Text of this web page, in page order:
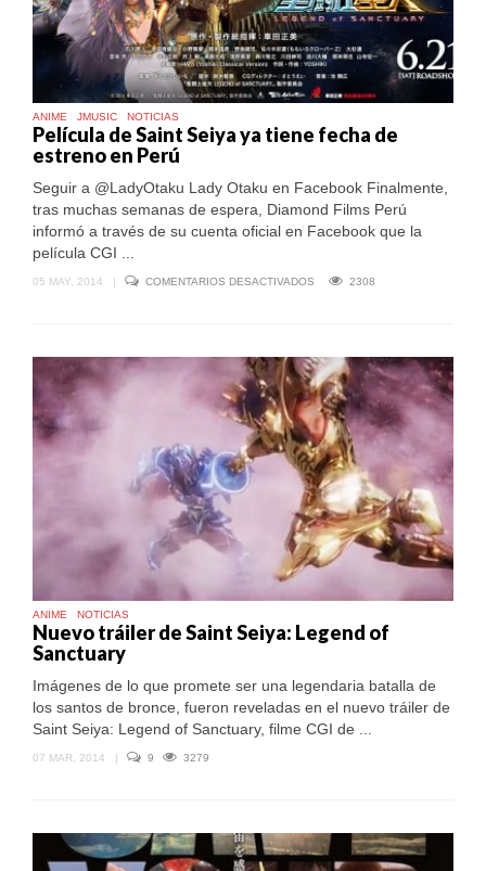
ANIME JMUSIC NOTICIAS
Película de Saint Seiya ya tiene fecha de
estreno en Perú
Seguir a @LadyOtaku Lady Otaku en Facebook Finalmente,
tras muchas semanas de espera, Diamond Films Perú
informó a través de su cuenta oficial en Facebook que la
película CGI ...
05 MAY, 2014 | COMENTARIOS DESACTIVADOS
TIENE
FECHA
DE
ESTRENO
EN
PERÚ
2308
ANIME NOTICIAS
Nuevo tráiler de Saint Seiya: Legend of
Sanctuary
Imágenes de lo que promete ser una legendaria batalla de
los santos de bronce, fueron reveladas en el nuevo tráiler de
Saint Seiya: Legend of Sanctuary, filme CGI de ...
07 MAR, 2014 | 9 3279